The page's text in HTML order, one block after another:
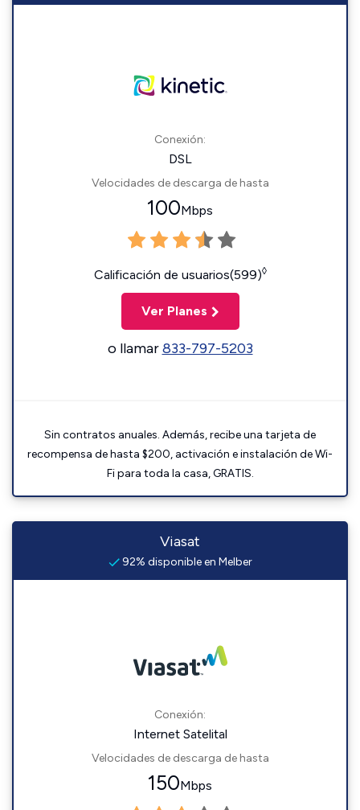
Conexión:
DSL
Velocidades de descarga de hasta
100Mbps
Calificación de usuarios(599)◊
Ver Planes
o llamar833-797-5203
Sin contratos anuales. Además, recibe una tarjeta de
recompensa de hasta $200, activación e instalación de Wi-
Fi para toda la casa, GRATIS.
Viasat
92% disponible en Melber
Conexión:
Internet Satelital
Velocidades de descarga de hasta
150Mbps